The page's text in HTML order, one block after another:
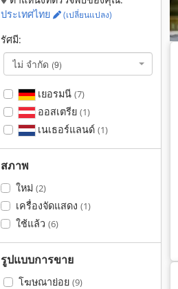
ประเทศไทย
(เปลี่ยนแปลง)
รัศมี:
ไม่ จำกัด (9)
เยอรมนี (7)
ออสเตรีย (1)
เนเธอร์แลนด์ (1)
สภาพ
ใหม่ (2)
เครื่องจัดแสดง (1)
ใช้แล้ว (6)
รูปแบบการขาย
โฆษณาย่อย (9)